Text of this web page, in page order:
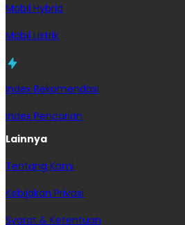
Mobil Hybrid
Mobil Listrik
Index Rekomendasi
Index Pencarian
Lainnya
Tentang Kami
Kebijakan Privasi
Syarat & Ketentuan